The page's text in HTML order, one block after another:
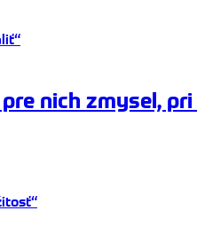
nich zmysel,